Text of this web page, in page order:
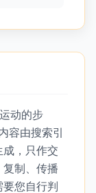
动的步
容由搜索引
，只作交
制、传播
您自行判